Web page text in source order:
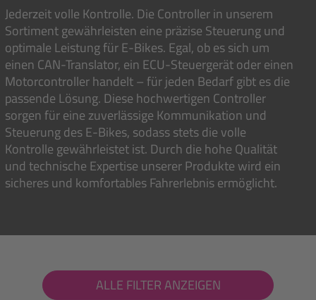
Jederzeit volle Kontrolle. Die Controller in unserem
Sortiment gewährleisten eine präzise Steuerung und
optimale Leistung für E-Bikes. Egal, ob es sich um
einen CAN-Translator, ein ECU-Steuergerät oder einen
Motorcontroller handelt – für jeden Bedarf gibt es die
passende Lösung. Diese hochwertigen Controller
sorgen für eine zuverlässige Kommunikation und
Steuerung des E-Bikes, sodass stets die volle
Kontrolle gewährleistet ist. Durch die hohe Qualität
und technische Expertise unserer Produkte wird ein
sicheres und komfortables Fahrerlebnis ermöglicht.
ALLE FILTER ANZEIGEN